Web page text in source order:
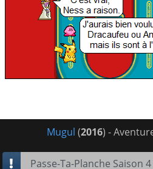
Mugul (2016) -